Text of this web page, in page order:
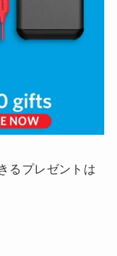
るプレゼントは